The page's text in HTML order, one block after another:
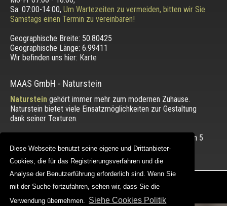
Diese Webseite benutzt seine eigene und Drittanbieter-
Cookies, die für das Registrierungsverfahren und die
Analyse der Benutzerführung erforderlich sind. Wenn Sie
mit der Suche fortzufahren, sehen wir, dass Sie die
Verwendung übernehmen. Siehe Cookies Politik
Diese Webseite benutzt seine eigene und Drittanbieter-
Cookies, die für das Registrierungsverfahren und die
Analyse der Benutzerführung erforderlich sind. Wenn Sie
mit der Suche fortzufahren, sehen wir, dass Sie die
Verwendung übernehmen. Siehe Cookies Politik
Sa: 07:00-14:00, Um Wartezeiten zu vermeiden, bitten wir Sie
Samstags einen Termin zu vereinbaren!
Geographische Breite: 50.80425
Geographische Länge: 6.99411
Wir befinden uns hier: Karte
MAAS GmbH - Naturstein
Natursteingehört immer mehr zum modernen Zuhause.
Naturstein bietet viele Einsatzmöglichkeiten zur Gestaltung
dank seiner Texturen.
Die Bewertung unserer Kunden mit einem Durchschnitt von 5
von 5 Punkten.
Copyright © 2012 - 2026 |
Web Design |MAAG-Projekt